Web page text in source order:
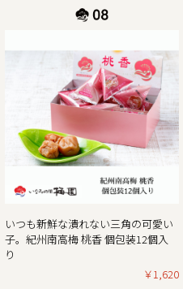
お知らせ
礼申し上げます。
ていただきます。
、何卒ご理解とご協力を賜
。
前出荷ご注文受付最終日
の注文分は2025年1月7日
（金曜日）
～ 2025年1月5日（日曜
日（月曜
り営業
いつも新鮮な潰れない三角の可愛い
子。紀州南高梅 桃香 個包装12個入
り
￥1,620